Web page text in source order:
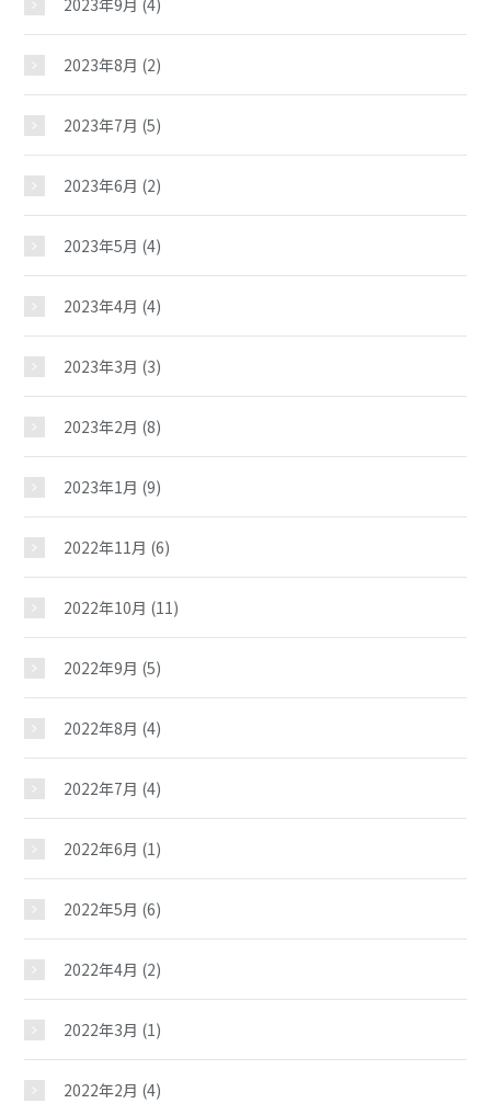
スケジュール
施設紹介
ギャラリー
夢ステーション
2023年8月 (2)
2023年7月 (5)
2023年6月 (2)
2023年5月 (4)
2023年4月 (4)
2023年3月 (3)
2023年2月 (8)
2023年1月 (9)
2022年11月 (6)
2022年10月 (11)
2022年9月 (5)
2022年8月 (4)
2022年7月 (4)
2022年6月 (1)
2022年5月 (6)
2022年4月 (2)
2022年3月 (1)
2022年2月 (4)